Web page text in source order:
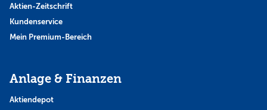
Aktien-Zeitschrift
Kundenservice
Mein Premium-Bereich
Anlage & Finanzen
Aktiendepot